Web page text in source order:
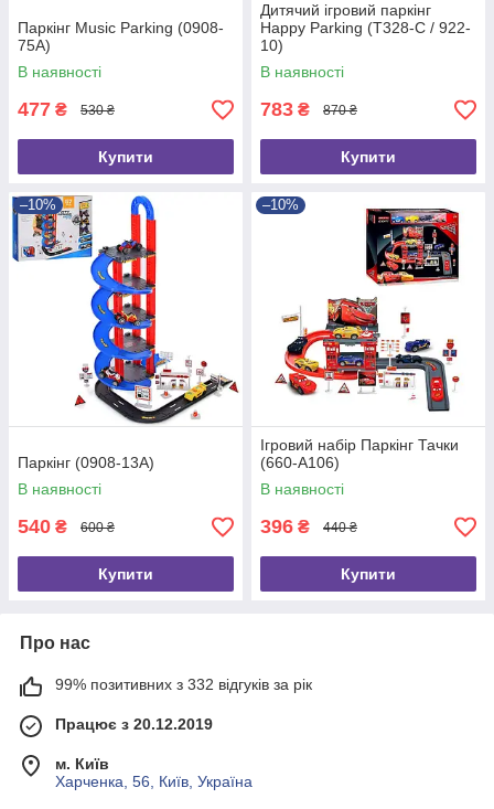
Паркінг Music Parking (0908-
75A)
В наявності
477 ₴ 530 ₴
Купити
Дитячий ігровий паркінг
Happy Parking (T328-C / 922-
10)
В наявності
783 ₴ 870 ₴
Купити
–10%
Паркінг (0908-13A)
В наявності
540 ₴ 600 ₴
Купити
–10%
Ігровий набір Паркінг Тачки
(660-A106)
В наявності
396 ₴ 440 ₴
Купити
Про нас
99% позитивних з 332 відгуків за рік
Працює з 20.12.2019
м. Київ
Харченка, 56, Київ, Україна